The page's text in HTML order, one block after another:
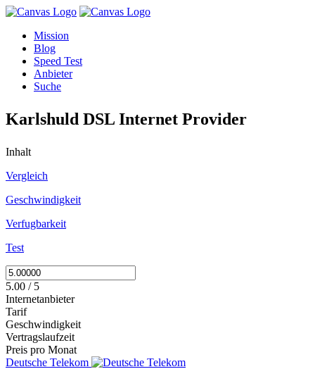
Mission
Blog
Speed Test
Anbieter
Suche
Karlshuld DSL Internet Provider
Inhalt
Vergleich
Geschwindigkeit
Verfugbarkeit
Test
5.00 / 5
Internetanbieter
Tarif
Geschwindigkeit
Vertragslaufzeit
Preis pro Monat
Deutsche Telekom